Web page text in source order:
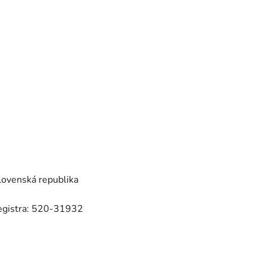
republika
520-31932